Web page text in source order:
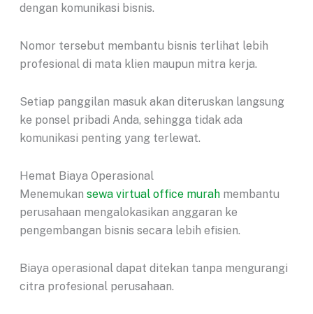
dengan komunikasi bisnis.
Nomor tersebut membantu bisnis terlihat lebih
profesional di mata klien maupun mitra kerja.
Setiap panggilan masuk akan diteruskan langsung
ke ponsel pribadi Anda, sehingga tidak ada
komunikasi penting yang terlewat.
Hemat Biaya Operasional
Menemukan sewa virtual office murahmembantu
perusahaan mengalokasikan anggaran ke
pengembangan bisnis secara lebih efisien.
Biaya operasional dapat ditekan tanpa mengurangi
citra profesional perusahaan.